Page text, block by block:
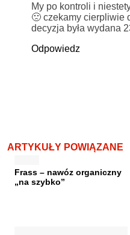
My po kontroli i
🙁 czekamy cierpliwie
decyzja była wydana
Odpowiedz
ARTYKUŁY POWIĄZANE
Frass – nawóz organiczny
„na szybko”